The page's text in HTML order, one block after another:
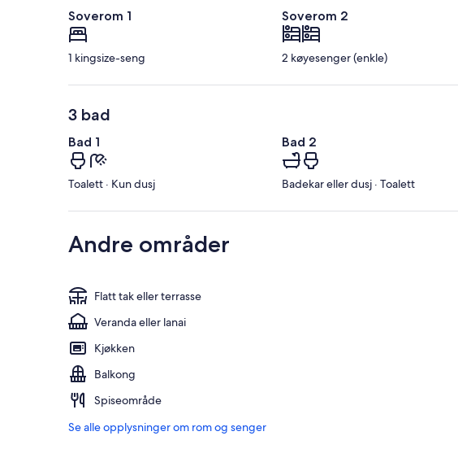
Soverom 1
1 kingsize-seng
Soverom 2
2 køyesenger (enkle)
3 bad
Bad 1
Toalett · Kun dusj
Bad 2
Badekar eller dusj · Toalett
Andre områder
Flatt tak eller terrasse
Veranda eller lanai
Kjøkken
Balkong
Spiseområde
Se alle opplysninger om rom og senger